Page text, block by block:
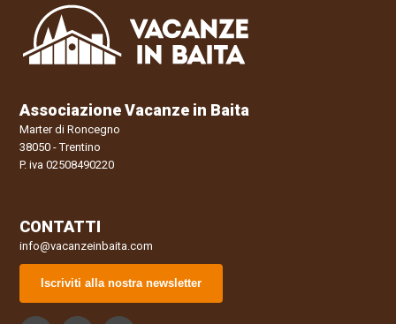
Associazione Vacanze in Baita
Marter di Roncegno
38050 - Trentino
P. iva 02508490220
CONTATTI
info@vacanzeinbaita.com
Iscriviti alla nostra newsletter